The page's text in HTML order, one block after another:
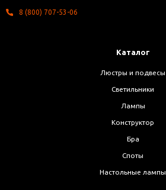
8 (800) 707-53-06
Каталог
Люстры и подвесы
Светильники
Лампы
Конструктор
Бра
Споты
Настольные лампы